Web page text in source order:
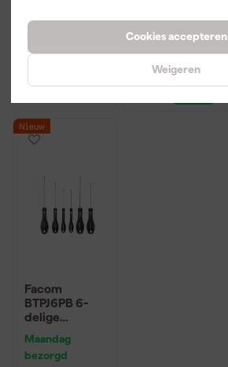
Cookies accepteren
Weigeren
Afgelopen 30 dgn 58,19
,99
Nieuw
Facom
BTPJ6PB 6-
delige
Schroevendra
aierset -
Maandag
bezorgd